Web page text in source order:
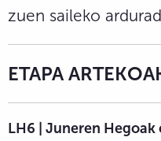
zuen saileko
ETAPA
LH6 | Juneren